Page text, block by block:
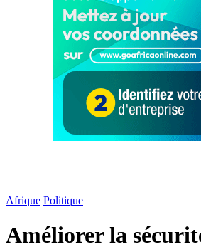
Afrique Politique
Améliorer la